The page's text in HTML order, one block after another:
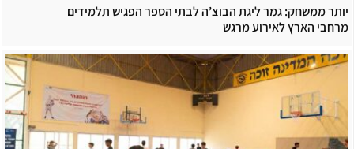
יותר ממשחק: גמר ליגת הבוצ’ה לבתי הספר הפגיש תלמידים
מרחבי הארץ לאירוע מרגש